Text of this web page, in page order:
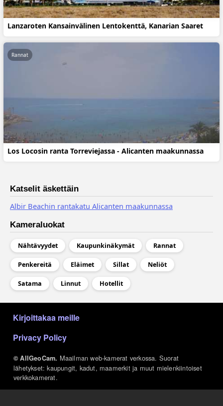
Lanzaroten Kansainvälinen Lentokenttä, Kanarian Saaret
Los Locosin ranta Torreviejassa - Alicanten maakunnassa
Rannat
Katselit äskettäin
Albir Beachin rantakatu Alicanten maakunnassa
Kameraluokat
Nähtävyydet Kaupunkinäkymät Rannat
Penkereitä Eläimet Sillat Neliöt
Satama Linnut Hotellit
Kirjoittakaa meille
Privacy Policy
© AllGeoCam. Maailman web-kamerat verkossa. Suorat
lähetykset: kaupungit, kadut, maamerkit ja muut mielenkiintoiset
verkkokamerat.